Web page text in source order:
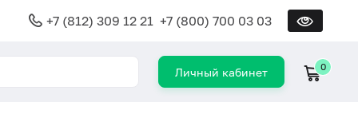
+7 (812) 309 12 21 +7 (800) 700 03 03
Личный кабинет 0